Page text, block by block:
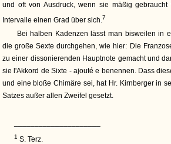
und oft von Ausdruck, wenn sie mäßig
Intervalle einen Grad über sich.7
Bei halben Kadenzen lässt man bisweilen in
die große Sexte durchgehen, wie hier: Die
zu einer dissonierenden Hauptnote gemacht und
sie l'Akkord de Sixte - ajouté e benennen. Dass
und eine bloße Chimäre sei, hat Hr. Kirnberger in
Satzes außer allen Zweifel gesetzt.
1 S. Terz.